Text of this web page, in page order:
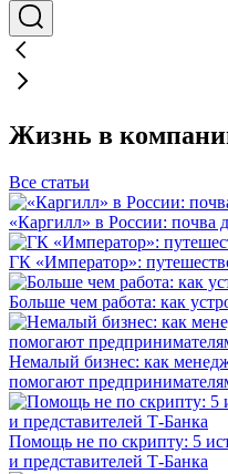
Жизнь в
Все статьи
«Каргилл» в России: почва
ГК «Император»:
Больше чем работа: как
Немалый бизнес: как
помогают
Помощь не по скрипту: 5
и представителей Т-Банка